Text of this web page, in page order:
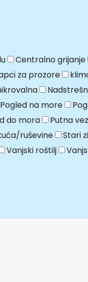
Centralno grijanje
za prozore
Pogled na more
do mora Putna
ruševine Stari
Vanjski roštilj